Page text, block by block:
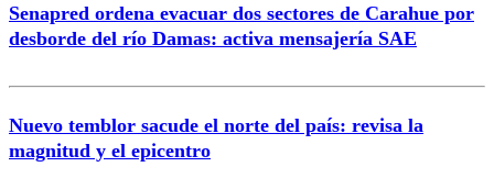
Senapred ordena evacuar dos sectores de Carahue por
desborde del río Damas: activa mensajería SAE
Nuevo temblor sacude el norte del país: revisa la
magnitud y el epicentro